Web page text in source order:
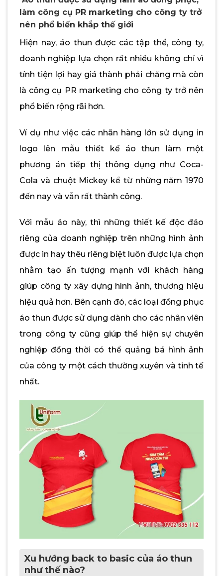
làm công cụ PR marketing cho công ty trở
nên phổ biến khắp thế giới
Hiện nay, áo thun được các tập thể, công ty,
doanh nghiệp lựa chọn rất nhiều không chỉ vì
tính tiện lợi hay giá thành phải chăng mà còn
là công cụ PR marketing cho công ty trở nên
phổ biến rộng rãi hơn.
Ví dụ như việc các nhãn hàng lớn sử dụng in
logo lên mẫu thiết kế áo thun làm một
phương án tiếp thị thông dụng như Coca-
Cola và chuột Mickey kể từ những năm 1970
đến nay và vẫn rất thành công.
Với mẫu áo này, thì những thiết kế độc đáo
riêng của doanh nghiệp trên những hình ảnh
được in hay thêu riêng biệt luôn được lựa chọn
nhằm tạo ấn tượng mạnh với khách hàng
giúp công ty xây dựng hình ảnh, thương hiệu
hiệu quả hơn. Bên cạnh đó, các loại đồng phục
áo thun được sử dụng dành cho các nhân viên
trong công ty cũng giúp thể hiện sự chuyên
nghiệp đồng thời có thể quảng bá hình ảnh
của công ty một cách thường xuyên và tinh tế
nhất.
Xu hướng back to basic của áo thun
như thế nào?